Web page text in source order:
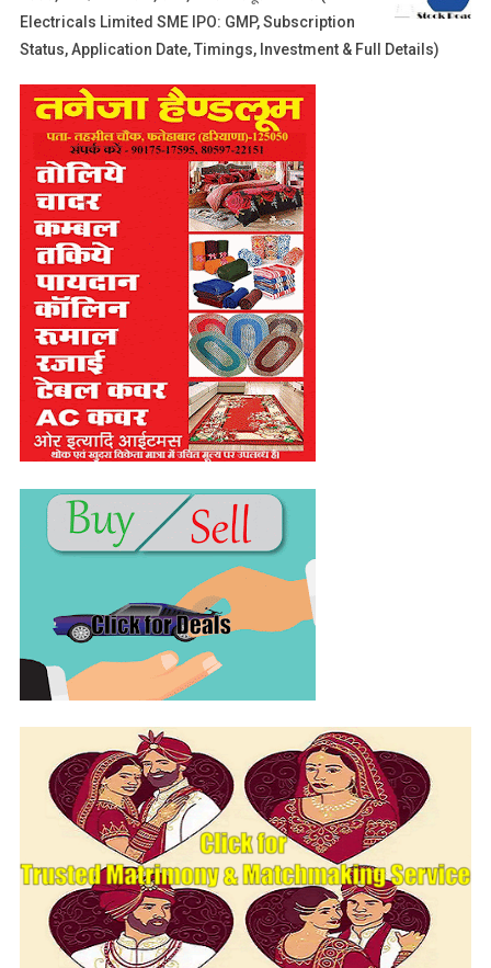
Electricals Limited SME IPO: GMP, Subscription
Status, Application Date, Timings, Investment & Full Details)